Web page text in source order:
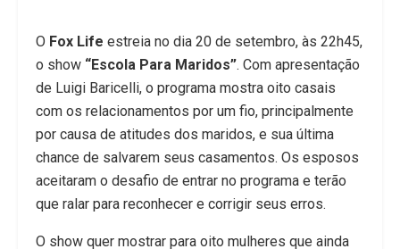
O Fox Life estreia no dia 20 de setembro, às 22h45,
o show “Escola Para Maridos”. Com apresentação
de Luigi Baricelli, o programa mostra oito casais
com os relacionamentos por um fio, principalmente
por causa de atitudes dos maridos, e sua última
chance de salvarem seus casamentos. Os esposos
aceitaram o desafio de entrar no programa e terão
que ralar para reconhecer e corrigir seus erros.
O show quer mostrar para oito mulheres que ainda